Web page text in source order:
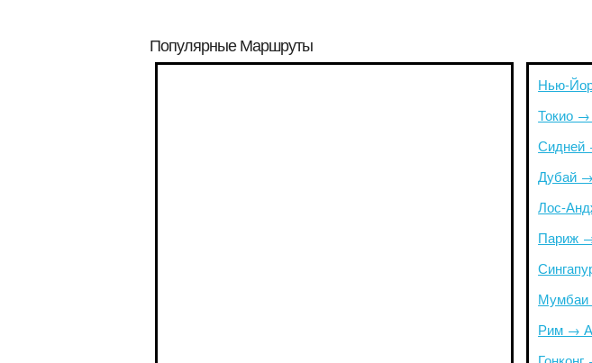
Популярные Маршруты
Нью-
Токио
Сидней
Дубай
Лос-
Париж
Рим →